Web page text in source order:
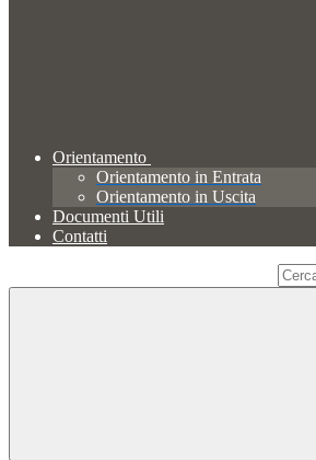
Orientamento
Orientamento in Entrata
Orientamento in Uscita
Documenti Utili
Contatti